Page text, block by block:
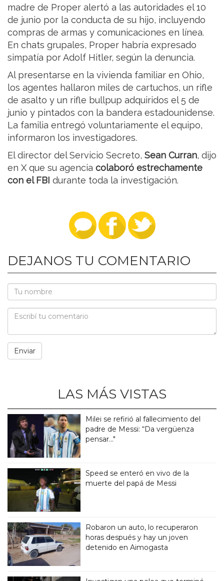
madre de Proper alertó a las autoridades el 10
de junio por la conducta de su hijo, incluyendo
compras de armas y comunicaciones en línea.
En chats grupales, Proper habría expresado
simpatía por Adolf Hitler, según la denuncia.
Al presentarse en la vivienda familiar en Ohio,
los agentes hallaron miles de cartuchos, un rifle
de asalto y un rifle bullpup adquiridos el 5 de
junio y pintados con la bandera estadounidense.
La familia entregó voluntariamente el equipo,
informaron los investigadores.
El director del Servicio Secreto, Sean Curran, dijo
en X que su agencia colaboró estrechamente
con el FBI durante toda la investigación.
DEJANOS TU COMENTARIO
LAS MÁS VISTAS
Milei se refirió al fallecimiento del
padre de Messi: “Da vergüenza
pensar..."
Speed se enteró en vivo de la
muerte del papá de Messi
Robaron un auto, lo recuperaron
horas después y hay un joven
detenido en Aimogasta